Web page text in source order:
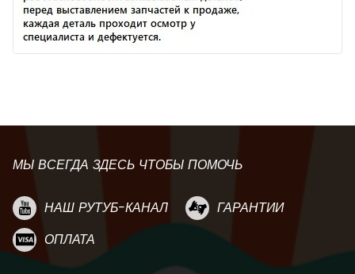
МЫ ВСЕГДА ЗДЕСЬ ЧТОБЫ ПОМОЧЬ
НАШ РУТУБ-КАНАЛ
ГАРАНТИИ
ОПЛАТА